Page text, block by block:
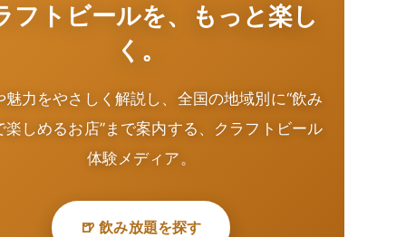
フトビールを、もっと楽し
く。
魅力をやさしく解説し、全国の地域別に“飲み
楽しめるお店”まで案内する、クラフトビール
体験メディア。
🍺 飲み放題を探す